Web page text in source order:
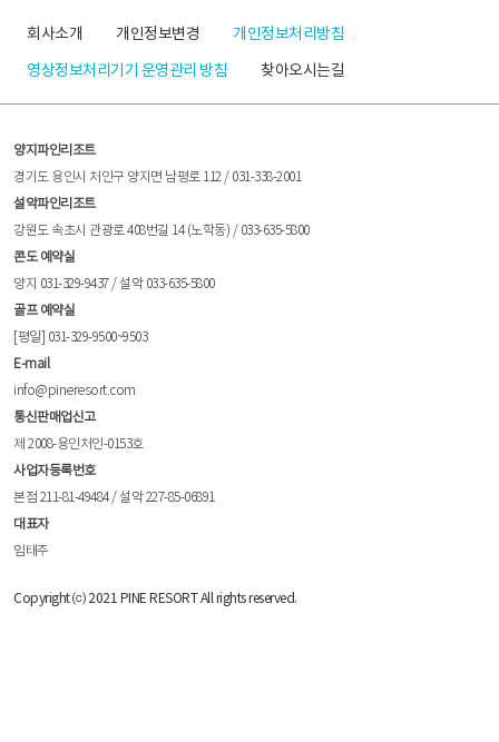
회사소개 개인정보변경 개인정보처리방침
영상정보처리기기 운영관리 방침 찾아오시는길
양지파인리조트
경기도 용인시 처인구 양지면 남평로 112 / 031-338-2001
설악파인리조트
강원도 속초시 관광로 408번길 14 (노학동) / 033-635-5800
콘도 예약실
양지 031-329-9437 / 설악 033-635-5800
골프 예약실
[평일] 031-329-9500~9503
E-mail
info@pineresort.com
통신판매업신고
제 2008-용인처인-0153호
사업자등록번호
본점 211-81-49484 / 설악 227-85-06891
대표자
임태주
Copyright ⒞ 2021 PINE RESORT All rights reserved.